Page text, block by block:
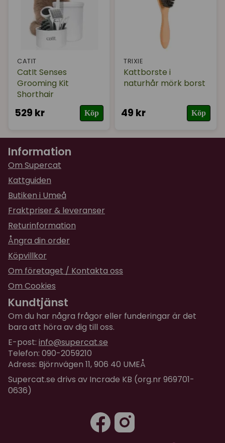
CATIT
CatIt Senses
Grooming Kit
Shorthair
529 kr Köp
TRIXIE
Kattborste i
naturhår mörk borst
49 kr Köp
Information
Om Supercat
Kattguiden
Butiken i Umeå
Fraktpriser & leveranser
Returinformation
Ångra din order
Köpvillkor
Om företaget / Kontakta oss
Om Cookies
Kundtjänst
Om du har några frågor eller funderingar är det
bara att höra av dig till oss.
E-post: info@supercat.se
Telefon: 090-2059210
Adress: Björnvägen 11, 906 40 UMEÅ
Supercat.se drivs av Incrade KB (org.nr 969701-
0636)